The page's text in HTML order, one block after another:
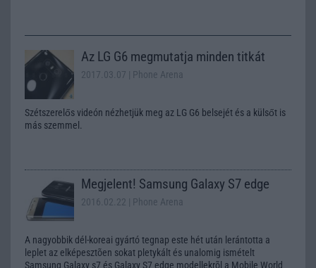
Az LG G6 megmutatja minden titkát
2017.03.07 | Phone Arena
Szétszerelős videón nézhetjük meg az LG G6 belsejét és a külsőt is
más szemmel.
Megjelent! Samsung Galaxy S7 edge
2016.02.22 | Phone Arena
A nagyobbik dél-koreai gyártó tegnap este hét után lerántotta a
leplet az elképesztõen sokat pletykált és unalomig ismételt
Samsung Galaxy s7 és Galaxy S7 edge modellekrõl a Mobile World